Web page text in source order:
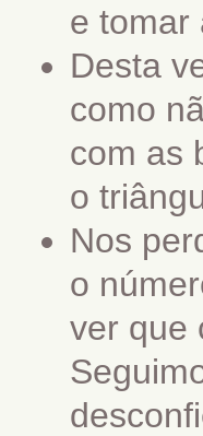
e tomar
Desta
como
com as
o
Nos
o
ver que